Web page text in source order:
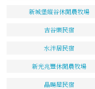
新城堡縱谷休閒農牧場
吉谷樂民宿
水泮居民宿
新光兆豐休閒農牧場
晶暘屋民宿